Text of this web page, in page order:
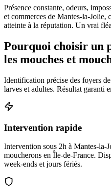
Présence constante, odeurs,
et commerces de Mantes-la-Jolie,
atteinte à la réputation. Un vrai
Pourquoi choisir un
les mouches et
Identification précise des foyers
larves et adultes. Résultat garanti
Intervention rapide
Intervention sous 2h à Mantes-la-
moucherons en Île-de-France.
week-ends et jours fériés.